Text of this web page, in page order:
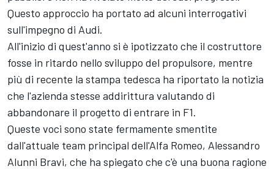
Questo approccio ha portato ad alcuni interrogativi
sull'impegno di Audi.
All'inizio di quest'anno si è ipotizzato che il costruttore
fosse in ritardo nello sviluppo del propulsore, mentre
più di recente la stampa tedesca ha riportato la notizia
che l'azienda stesse addirittura valutando di
abbandonare il progetto di entrare in F1.
Queste voci sono state fermamente smentite
dall'attuale team principal dell'Alfa Romeo, Alessandro
Alunni Bravi, che ha spiegato che c'è una buona ragione